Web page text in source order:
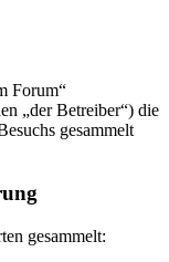
Forum“
„der Betreiber“) die
gesammelt
gesammelt: